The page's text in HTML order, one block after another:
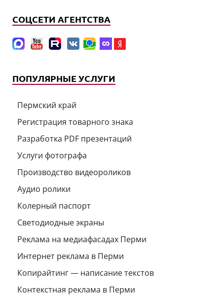
СОЦСЕТИ АГЕНТСТВА
ПОПУЛЯРНЫЕ УСЛУГИ
Пермский край
Регистрация товарного знака
Разработка PDF презентаций
Услуги фотографа
Производство видеороликов
Аудио ролики
Колерный паспорт
Светодиодные экраны
Реклама на медиафасадах Перми
Интернет реклама в Перми
Копирайтинг — написание текстов
Контекстная реклама в Перми